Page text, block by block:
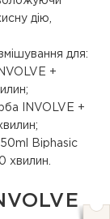
дію,
для:
+
INVOLVE +
Biphasic
хвилин.